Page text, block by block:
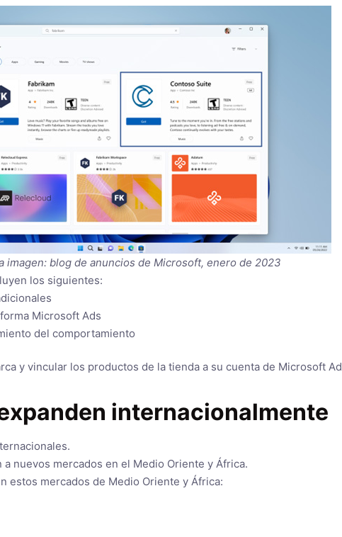
imagen: blog de anuncios de Microsoft, enero de 2023
los siguientes:
Microsoft Ads
del comportamiento
y vincular los productos de la tienda a su cuenta de Microsoft
internacionalmente
nuevos mercados en el Medio Oriente y África.
estos mercados de Medio Oriente y África: